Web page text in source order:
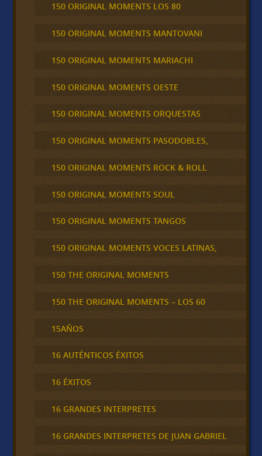
150 ORIGINAL MOMENTS LOS 80
150 ORIGINAL MOMENTS MANTOVANI
150 ORIGINAL MOMENTS MARIACHI
150 ORIGINAL MOMENTS OESTE
150 ORIGINAL MOMENTS ORQUESTAS
150 ORIGINAL MOMENTS PASODOBLES,
150 ORIGINAL MOMENTS ROCK & ROLL
150 ORIGINAL MOMENTS SOUL
150 ORIGINAL MOMENTS TANGOS
150 ORIGINAL MOMENTS VOCES LATINAS,
150 THE ORIGINAL MOMENTS
150 THE ORIGINAL MOMENTS – LOS 60
15AÑOS
16 AUTÉNTICOS ÉXITOS
16 ÉXITOS
16 GRANDES INTERPRETES
16 GRANDES INTERPRETES DE JUAN GABRIEL